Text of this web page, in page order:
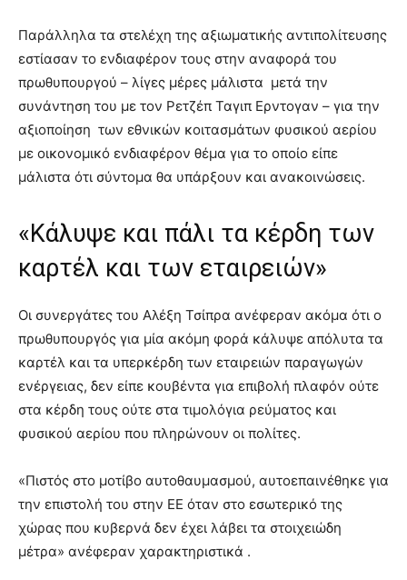
Παράλληλα τα στελέχη της αξιωματικής αντιπολίτευσης
εστίασαν το ενδιαφέρον τους στην αναφορά του
πρωθυπουργού – λίγες μέρες μάλιστα μετά την
συνάντηση του με τον Ρετζέπ Ταγιπ Ερντογαν – για την
αξιοποίηση των εθνικών κοιτασμάτων φυσικού αερίου
με οικονομικό ενδιαφέρον θέμα για το οποίο είπε
μάλιστα ότι σύντομα θα υπάρξουν και ανακοινώσεις.
«Κάλυψε και πάλι τα κέρδη των
καρτέλ και των εταιρειών»
Οι συνεργάτες του Αλέξη Τσίπρα ανέφεραν ακόμα ότι ο
πρωθυπουργός για μία ακόμη φορά κάλυψε απόλυτα τα
καρτέλ και τα υπερκέρδη των εταιρειών παραγωγών
ενέργειας, δεν είπε κουβέντα για επιβολή πλαφόν ούτε
στα κέρδη τους ούτε στα τιμολόγια ρεύματος και
φυσικού αερίου που πληρώνουν οι πολίτες.
«Πιστός στο μοτίβο αυτοθαυμασμού, αυτοεπαινέθηκε για
την επιστολή του στην ΕΕ όταν στο εσωτερικό της
χώρας που κυβερνά δεν έχει λάβει τα στοιχειώδη
μέτρα» ανέφεραν χαρακτηριστικά .